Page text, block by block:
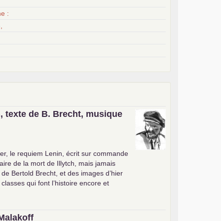
:
texte de B. Brecht, musique
le requiem Lenin, écrit sur commande
de la mort de Illytch, mais jamais
Bertold Brecht, et des images d’hier
qui font l’histoire encore et